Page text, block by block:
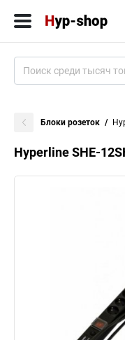
Блоки розеток
Hyperline SHE-